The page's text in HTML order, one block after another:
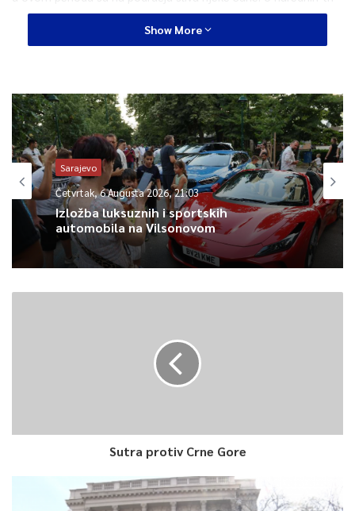
do pet dana prognozira se vanredno hidrološko stanje,
gornjeg i srednjeg toka rijeke Sane,
0
Article Rating
Show More
Sarajevo
Četvrtak, 6 Augusta 2026, 21:03
Izložba luksuznih i sportskih
automobila na Vilsonovom
Sutra protiv Crne Gore